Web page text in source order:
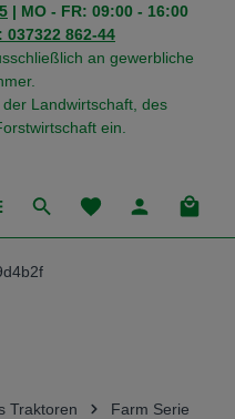
| MO - FR: 09:00 - 16:00
037322 862-44
an gewerbliche
Landwirtschaft, des
ein.
Du hast 0
Traktoren Farm Serie